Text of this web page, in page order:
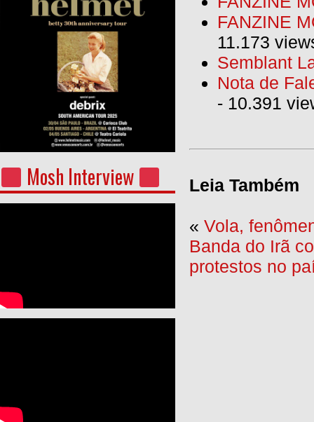
Mosh Interview
FANZINE
11.173
Semblant
Nota de
- 10.391
Leia Também
« Vola,
Banda do Irã
protestos no